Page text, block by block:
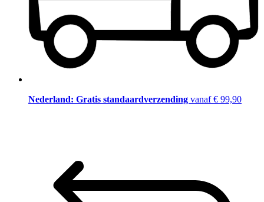
Nederland: Gratis standaardverzending vanaf € 99,90